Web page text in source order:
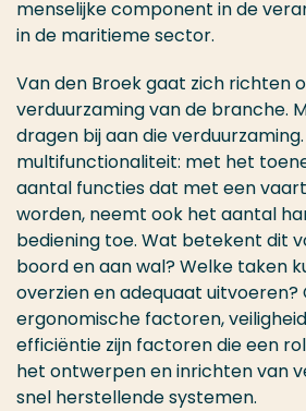
menselijke component in de
in de maritieme sector.
Van den Broek gaat zich richten
verduurzaming van de branche.
dragen bij aan die verduurzaming.
multifunctionaliteit: met het
aantal functies dat met een
worden, neemt ook het aantal
bediening toe. Wat betekent dit
boord en aan wal? Welke taken
overzien en adequaat uitvoeren?
ergonomische factoren,
efficiëntie zijn factoren die een
het ontwerpen en inrichten van
snel herstellende systemen.